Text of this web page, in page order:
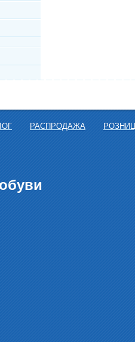
РАСПРОДАЖА